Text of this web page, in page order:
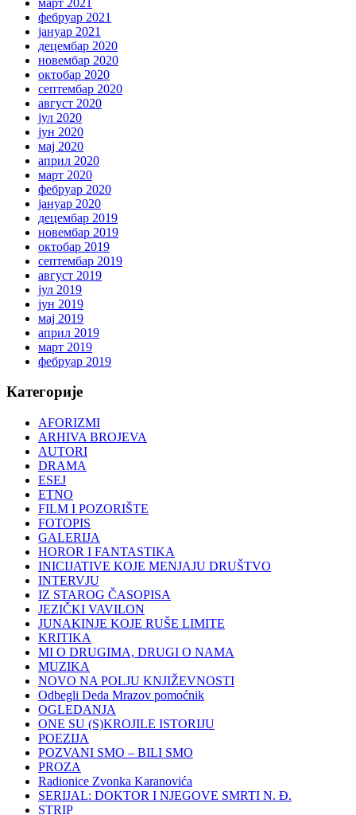
фебруар 2021
јануар 2021
децембар 2020
новембар 2020
октобар 2020
септембар 2020
август 2020
јул 2020
јун 2020
мај 2020
април 2020
март 2020
фебруар 2020
јануар 2020
децембар 2019
новембар 2019
октобар 2019
септембар 2019
август 2019
јул 2019
јун 2019
мај 2019
април 2019
март 2019
фебруар 2019
Категорије
AFORIZMI
ARHIVA BROJEVA
AUTORI
DRAMA
ESEJ
ETNO
FILM I POZORIŠTE
FOTOPIS
GALERIJA
HOROR I FANTASTIKA
INICIJATIVE KOJE MENJAJU DRUŠTVO
INTERVJU
IZ STAROG ČASOPISA
JEZIČKI VAVILON
JUNAKINJE KOJE RUŠE LIMITE
KRITIKA
MI O DRUGIMA, DRUGI O NAMA
MUZIKA
NOVO NA POLJU KNJIŽEVNOSTI
Odbegli Deda Mrazov pomoćnik
OGLEDANJA
ONE SU (S)KROJILE ISTORIJU
POEZIJA
POZVANI SMO – BILI SMO
PROZA
Radionice Zvonka Karanovića
SERIJAL: DOKTOR I NJEGOVE SMRTI N. Đ.
STRIP